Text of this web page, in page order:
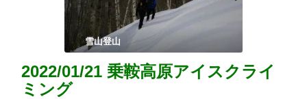
雪山登山
2022/01/21 乗鞍高原アイスクライ
ミング